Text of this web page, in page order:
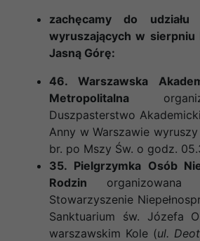
zachęcamy do udziału
wyruszających w sierpniu
Jasną Górę:
46. Warszawska
Metropolitalna
Duszpasterstwo
Anny w Warszawie
br. po Mszy Św. o godz.
35. Pielgrzymka Osób
Rodzin
Stowarzyszenie
Sanktuarium św. Józefa
warszawskim Kole (ul.